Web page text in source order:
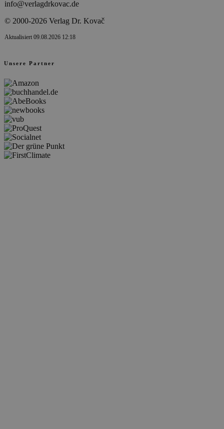
info@verlagdrkovac.de
© 2000-2026 Verlag Dr. Kovač
Aktualisiert 09.08.2026 12:18
Unsere Partner